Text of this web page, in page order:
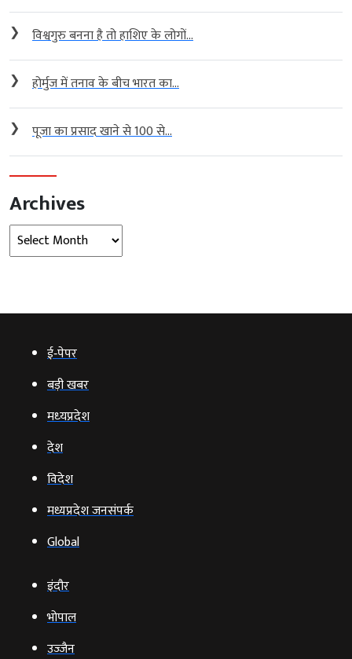
❯ विश्वगुरु बनना है तो हाशिए के लोगों...
❯ होर्मुज में तनाव के बीच भारत का...
❯ पूजा का प्रसाद खाने से 100 से...
Archives
Archives
ई‑पेपर
बड़ी खबर
मध्‍यप्रदेश
देश
विदेश
मध्यप्रदेश जनसंपर्क
Global
इंदौर
भोपाल
उज्‍जैन